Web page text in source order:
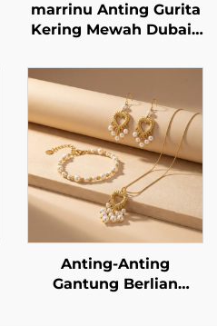
marrinu Anting Gurita
Kering Mewah Dubai |
Buatan Tangan Kristal
Safir MZ001
Anting-Anting
Gantung Berlian